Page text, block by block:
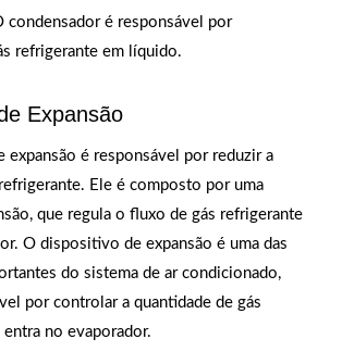
condensador é responsável por
refrigerante em líquido.
Expansão
expansão é responsável por reduzir a
Ele é composto por uma
que regula o fluxo de gás refrigerante
O dispositivo de expansão é uma das
do sistema de ar condicionado,
por controlar a quantidade de gás
no evaporador.